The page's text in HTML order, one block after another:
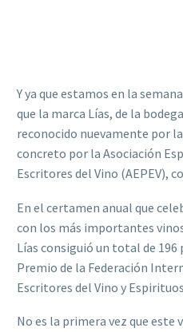
Y ya que estamos en la
que la marca Lías, de la
reconocido nuevamente por
concreto por la Asociación
Escritores del Vino (AEPEV),
En el certamen anual que
con los más importantes
Lías consiguió un total de
Premio de la Federación
Escritores del Vino y
No es la primera vez que este